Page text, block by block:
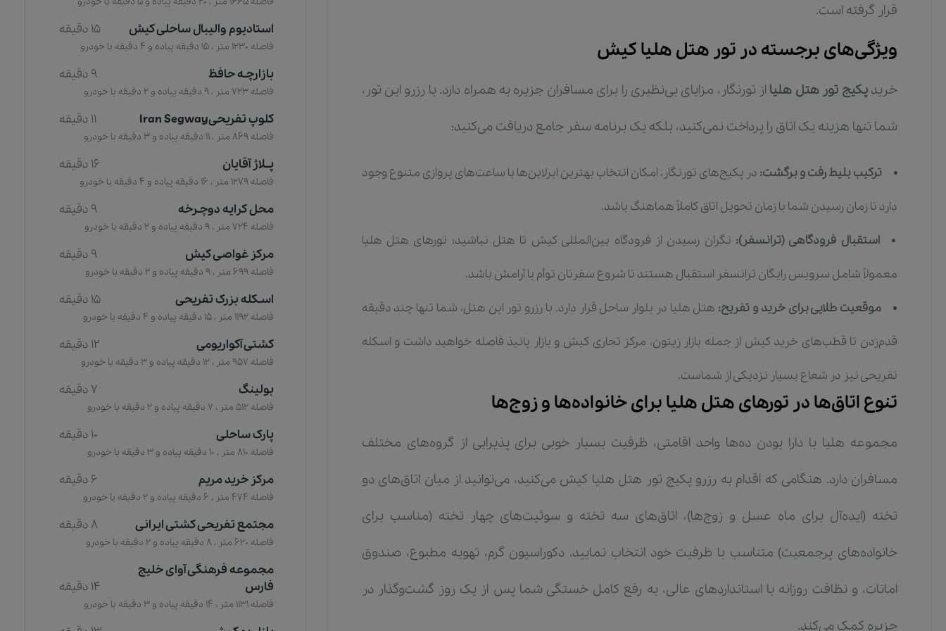
قرار گرفته است.
ویژگی‌های برجسته در تور هتل هلیا کیش
خریدپکیج تور هتل هلیا از تورنگار، مزایای بی‌نظیری را برای مسافران جزیره به همراه دارد. با رزرو این تور،
شما تنها هزینه یک اتاق را پرداخت نمی‌کنید، بلکه یک برنامه سفر جامع دریافت می‌کنید:
ترکیب بلیط رفت و برگشت: در پکیج‌های تورنگار، امکان انتخاب بهترین ایرلاین‌ها با ساعت‌های پروازی متنوع وجود
دارد تا زمان رسیدن شما با زمان تحویل اتاق کاملاً هماهنگ باشد.
استقبال فرودگاهی (ترانسفر): نگران رسیدن از فرودگاه بین‌المللی کیش تا هتل نباشید؛ تورهای هتل هلیا
معمولاً شامل سرویس رایگان ترانسفر استقبال هستند تا شروع سفرتان توأم با آرامش باشد.
موقعیت طلایی برای خرید و تفریح: هتل هلیا در بلوار ساحل قرار دارد. با رزرو تور این هتل، شما تنها چند دقیقه
قدم‌زدن تا قطب‌های خرید کیش از جمله بازار زیتون، مرکز تجاری کیش و بازار پانیذ فاصله خواهید داشت و اسکله
تفریحی نیز در شعاع بسیار نزدیکی از شماست.
تنوع اتاق‌ها در تورهای هتل هلیا برای خانواده‌ها و زوج‌ها
مجموعه هلیا با دارا بودن ده‌ها واحد اقامتی، ظرفیت بسیار خوبی برای پذیرایی از گروه‌های مختلف
مسافران دارد. هنگامی که اقدام به رزرو پکیج تور هتل هلیا کیش می‌کنید، می‌توانید از میان اتاق‌های دو
تخته (ایده‌آل برای ماه عسل و زوج‌ها)، اتاق‌های سه تخته و سوئیت‌های چهار تخته (مناسب برای
خانواده‌های پرجمعیت) متناسب با ظرفیت خود انتخاب نمایید. دکوراسیون گرم، تهویه مطبوع، صندوق
امانات، و نظافت روزانه با استانداردهای عالی، به رفع کامل خستگی شما پس از یک روز گشت‌وگذار در
جزیره کمک می‌کند.
استادیوم والیبال ساحلی کیش 15 دقیقه
فاصله 1230 متر ، 15 دقیقه پیاده و 4 دقیقه با خودرو
بازارچـه حافظ 9 دقیقه
فاصله 723 متر ، 9 دقیقه پیاده و 2 دقیقه با خودرو
کلوپ تفریحیIran Segway 11 دقیقه
فاصله 869 متر ، 11 دقیقه پیاده و 3 دقیقه با خودرو
پــلاژ آقایان 16 دقیقه
فاصله 1279 متر ، 16 دقیقه پیاده و 4 دقیقه با خودرو
محل کرایه دوچـرخه 9 دقیقه
فاصله 724 متر ، 9 دقیقه پیاده و 2 دقیقه با خودرو
مرکز غواصی کیش 9 دقیقه
فاصله 699 متر ، 9 دقیقه پیاده و 2 دقیقه با خودرو
اسـکله بزرک تفریحی 15 دقیقه
فاصله 1192 متر ، 15 دقیقه پیاده و 4 دقیقه با خودرو
کشتی آکواریومی 12 دقیقه
فاصله 957 متر ، 12 دقیقه پیاده و 3 دقیقه با خودرو
بولینگ 7 دقیقه
فاصله 512 متر ، 7 دقیقه پیاده و 2 دقیقه با خودرو
پارک ساحلی 10 دقیقه
فاصله 810 متر ، 10 دقیقه پیاده و 3 دقیقه با خودرو
مرکز خرید مریم 6 دقیقه
فاصله 474 متر ، 6 دقیقه پیاده و 2 دقیقه با خودرو
مجتمع تفریحی کشتی ایرانی 8 دقیقه
فاصله 620 متر ، 8 دقیقه پیاده و 2 دقیقه با خودرو
مجموعه فرهنگی آوای خلیج
فارس
14 دقیقه
فاصله 1131 متر ، 14 دقیقه پیاده و 3 دقیقه با خودرو